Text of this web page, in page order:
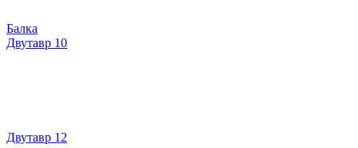
Балка
Двутавр 10
Двутавр 12